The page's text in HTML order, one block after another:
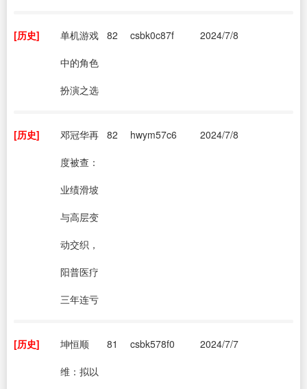
[历史]
单机游戏
中的角色
扮演之选
82 csbk0c87f 2024/7/8
[历史]
邓冠华再
度被查：
业绩滑坡
与高层变
动交织，
阳普医疗
三年连亏
82 hwym57c6 2024/7/8
[历史]
坤恒顺
维：拟以
81 csbk578f0 2024/7/7